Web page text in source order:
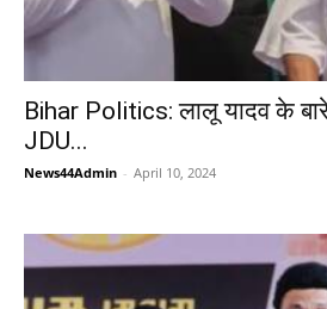
Bihar Politics: लालू यादव के
JDU...
News44Admin - April 10, 2024